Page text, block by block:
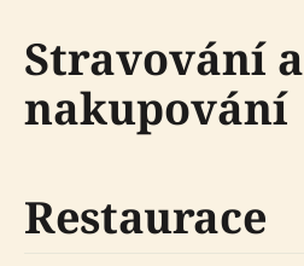
Stravování a
nakupování
Restaurace